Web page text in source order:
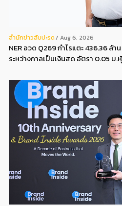
สํานักข่าวสับปะรด Aug 6, 2026
NER อวด Q269 กำไรแตะ 436.36 ล้
ระหว่างกาลเป็นเงินสด อัตรา 0.05 บ.